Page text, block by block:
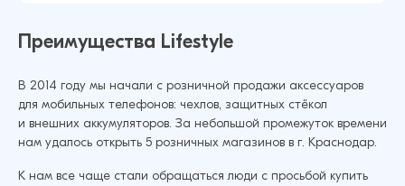
207 ₽ 211 ₽
Добавить в корзину
Защитное стекло для iPhone 15 Pro Max
Achilles Антишпион (Чёрный)
Преимущества Lifestyle
В 2014 году мы начали с розничной продажи аксессуаров
для мобильных телефонов: чехлов, защитных стёкол
и внешних аккумуляторов. За небольшой промежуток времени
нам удалось открыть 5 розничных магазинов в г. Краснодар.
К нам все чаще стали обращаться люди с просьбой купить